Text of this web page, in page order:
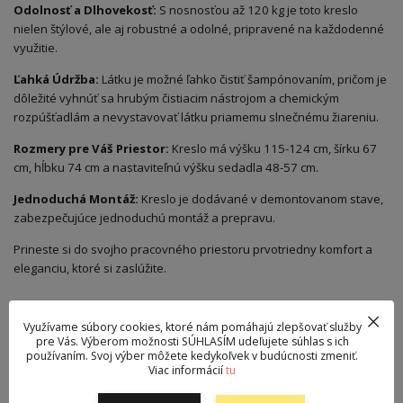
Odolnosť a Dlhovekosť: S nosnosťou až 120 kg je toto kreslo
nielen štýlové, ale aj robustné a odolné, pripravené na každodenné
využitie.
Ľahká Údržba: Látku je možné ľahko čistiť šampónovaním, pričom je
dôležité vyhnúť sa hrubým čistiacim nástrojom a chemickým
rozpúšťadlám a nevystavovať látku priamemu slnečnému žiareniu.
Rozmery pre Váš Priestor: Kreslo má výšku 115-124 cm, šírku 67
cm, hĺbku 74 cm a nastaviteľnú výšku sedadla 48-57 cm.
Jednoduchá Montáž: Kreslo je dodávané v demontovanom stave,
zabezpečujúce jednoduchú montáž a prepravu.
Prineste si do svojho pracovného priestoru prvotriedny komfort a
eleganciu, ktoré si zaslúžite.
Pôvod tovaru
Využívame súbory cookies, ktoré nám pomáhajú zlepšovať služby
pre Vás. Výberom možnosti SÚHLASÍM udeľujete súhlas s ich
používaním. Svoj výber môžete kedykoľvek v budúcnosti zmeniť.
Viac informáciítu